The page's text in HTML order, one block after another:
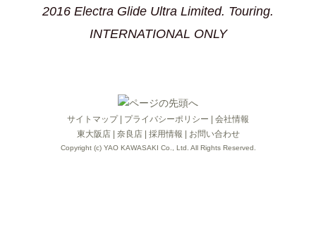
2016 Electra Glide Ultra Limited. Touring.
INTERNATIONAL ONLY
サイトマップ| プライバシーポリシー | 会社情報
東大阪店| 奈良店| 採用情報 | お問い合わせ
Copyright (c) YAO KAWASAKI Co., Ltd. All Rights Reserved.